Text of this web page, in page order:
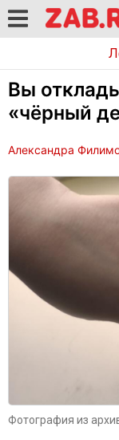
Вы
«чёрный
Александра
Фотография из